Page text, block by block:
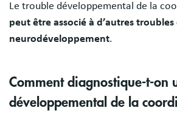
Le trouble développemental de la
peut être associé à d’autres troubles
neurodéveloppement.
Comment diagnostique-t-on
développemental de la